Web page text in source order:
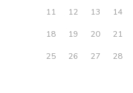
11
12 13 14
18
19 20 21
25
26 27 28